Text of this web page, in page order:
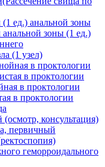
ед.) анальной зоны
зоны (1 ед.)
(1 узел)
в проктологии
в проктологии
в проктологии
в проктологии
консультация)
первичный
геморроидального